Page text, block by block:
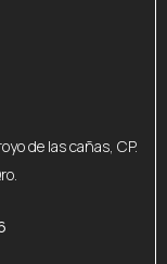
de las cañas, CP.